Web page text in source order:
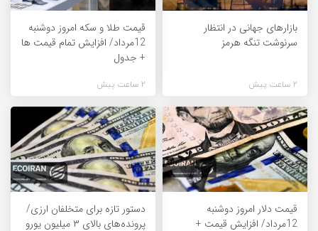
بازارهای جهانی در انتظار
سرنوشت تنگه هرمز
2 ساعت پیش
قیمت طلا و سکه امروز دوشنبه
12مرداد/ افزایش تمام قیمت ها
+ جدول
2 ساعت پیش
قیمت دلار امروز دوشنبه
12مرداد/ افزایش قیمت +
دستور تازه برای متخلفان ارزی/
پرونده‌های بالای ۳ میلیون یورو